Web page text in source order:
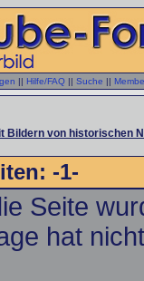
|| Hilfe/FAQ || Suche ||
Bildern von historischen
-1-
Seite
hat